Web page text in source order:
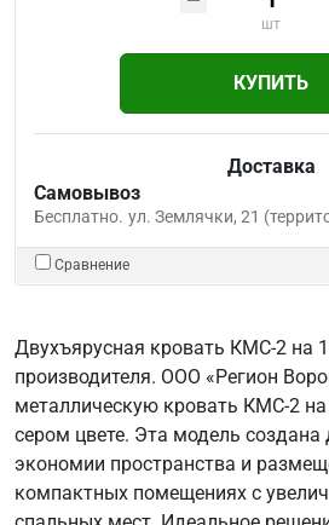
шт
КУПИТЬ
Доставка
Самовывоз
Бесплатно. ул. Землячки, 21
Сравнение
Двухъярусная кровать КМС-2 на
производителя. ООО «Регион
металлическую кровать КМС-2
сером цвете. Эта модель
экономии пространства и
компактных помещениях с